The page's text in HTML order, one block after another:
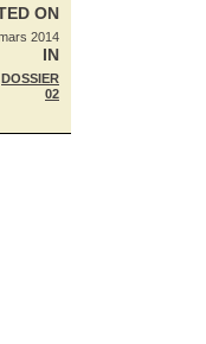
ON
2014
IN
DOSSIER
02